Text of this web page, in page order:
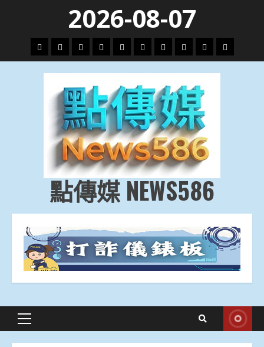
content
2026-08-07
頭
條
財
經
地
方.
會
文
教.
技
專
題
娛
樂
劇
政
治
國
際
運
動
生
活
點傳媒 NEWS586
Primary